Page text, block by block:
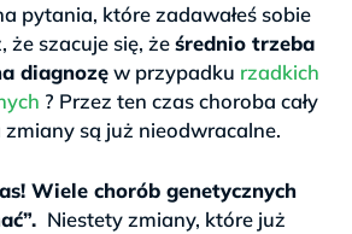
pytania, które zadawałeś sobie
że szacuje się, żeśrednio trzeba
diagnozęw przypadku rzadkich
? Przez ten czas choroba cały
zmiany są już nieodwracalne.
Wiele chorób genetycznych
Niestety zmiany, które już